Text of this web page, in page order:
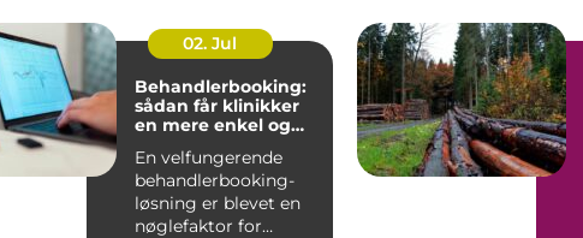
02. Jul
Behandlerbooking:
sådan får klinikker
en mere enkel og
En velfungerende
behandlerbooking-
løsning er blevet en
nøglefaktor for